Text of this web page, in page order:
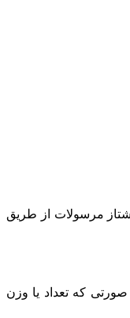
بین ۲۴ الی ۷۲ ساعت متغیر می باشد. در پست پیشتاز مرسولات از طریق
که تعداد یا وزن